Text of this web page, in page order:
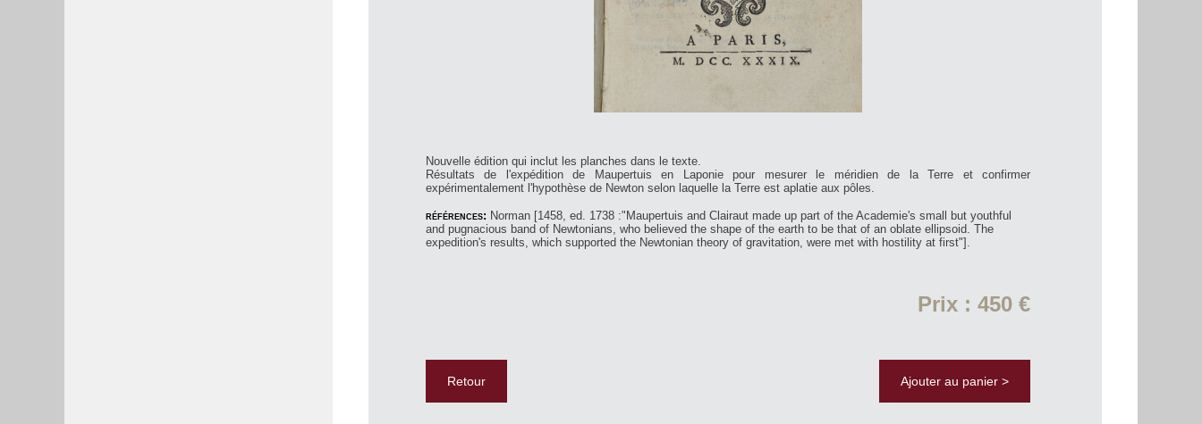
Nouvelle édition qui inclut les planches dans le texte.
Résultats de l'expédition de Maupertuis en Laponie pour mesurer le méridien de la Terre et confirmer
expérimentalement l'hypothèse de Newton selon laquelle la Terre est aplatie aux pôles.
références: Norman [1458, ed. 1738 :"Maupertuis and Clairaut made up part of the Academie's small but youthful
and pugnacious band of Newtonians, who believed the shape of the earth to be that of an oblate ellipsoid. The
expedition's results, which supported the Newtonian theory of gravitation, were met with hostility at first"].
Prix : 450 €
Retour Ajouter au panier >